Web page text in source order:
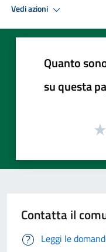
Vedi azioni
Quanto
su questa
Contatta il
Leggi le